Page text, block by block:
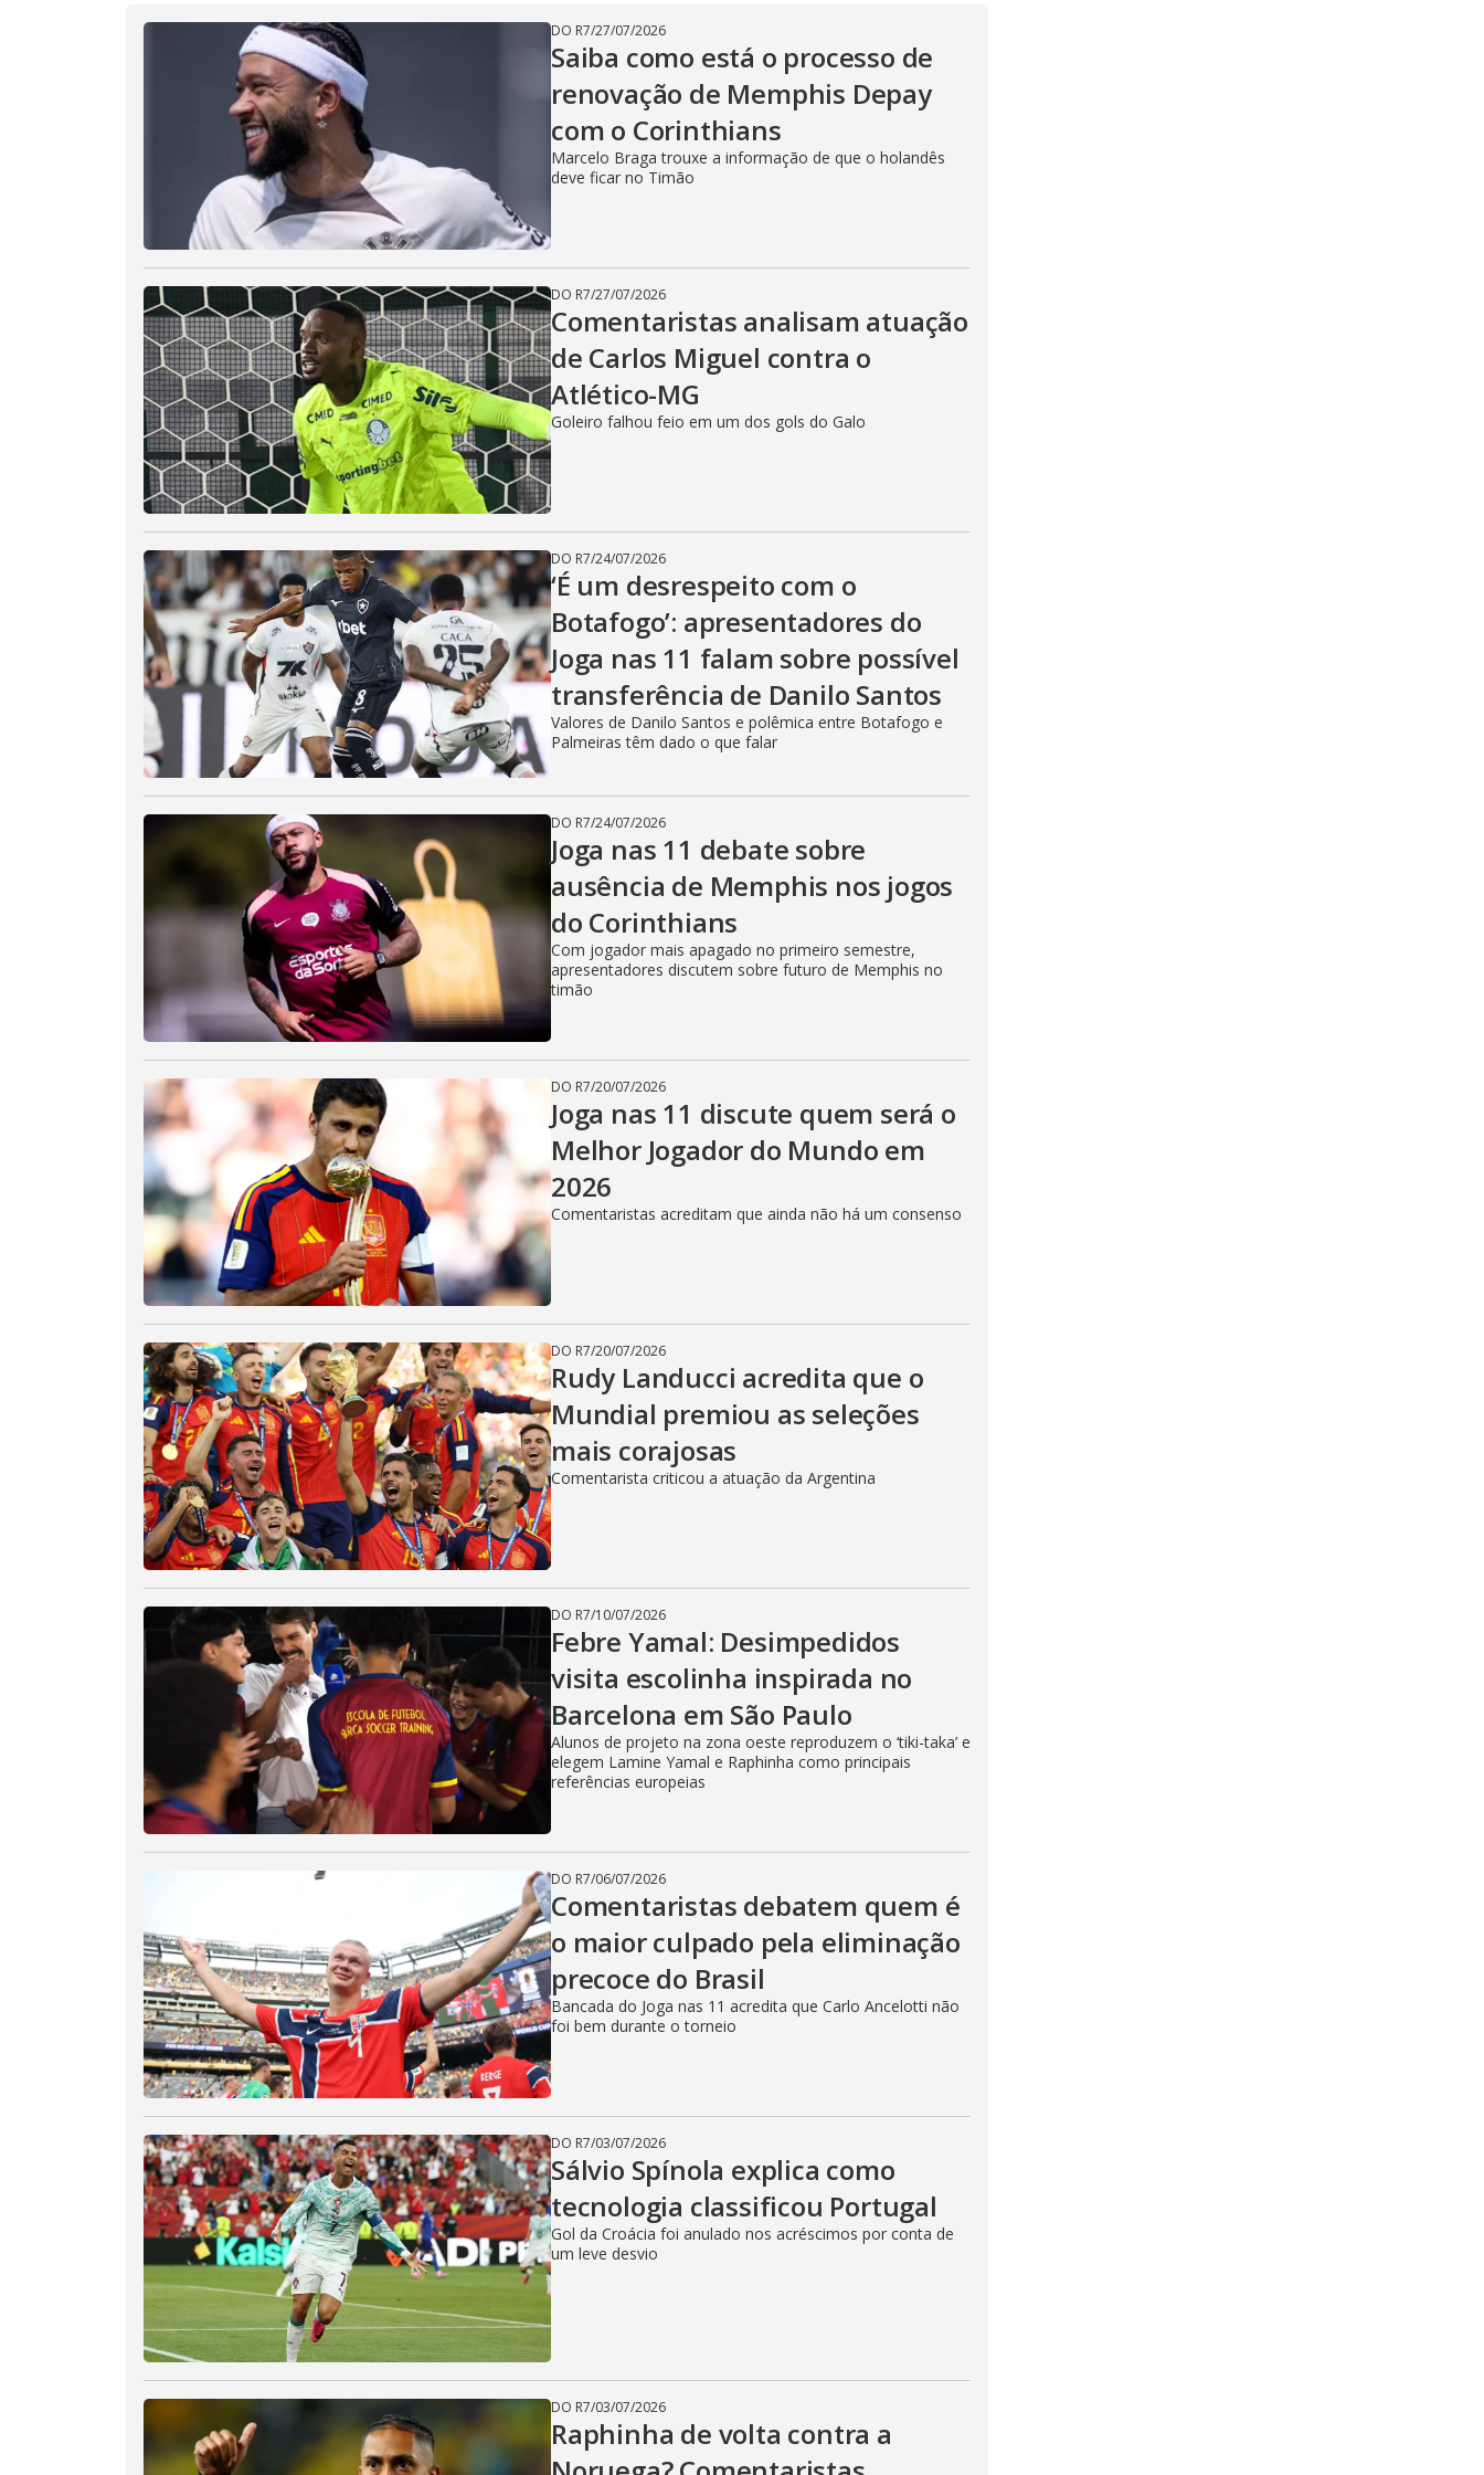
V
d
e
o
DO R7/27/07/2026
Saiba como está o processo de
renovação de Memphis Depay
com o Corinthians
Marcelo Braga trouxe a informação de que o holandês
deve ficar no Timão
DO R7/27/07/2026
Comentaristas analisam atuação
de Carlos Miguel contra o
Atlético-MG
Goleiro falhou feio em um dos gols do Galo
DO R7/24/07/2026
‘É um desrespeito com o
Botafogo’: apresentadores do
Joga nas 11 falam sobre possível
transferência de Danilo Santos
Valores de Danilo Santos e polêmica entre Botafogo e
Palmeiras têm dado o que falar
DO R7/24/07/2026
Joga nas 11 debate sobre
ausência de Memphis nos jogos
do Corinthians
Com jogador mais apagado no primeiro semestre,
apresentadores discutem sobre futuro de Memphis no
timão
DO R7/20/07/2026
Joga nas 11 discute quem será o
Melhor Jogador do Mundo em
2026
Comentaristas acreditam que ainda não há um consenso
DO R7/20/07/2026
Rudy Landucci acredita que o
Mundial premiou as seleções
mais corajosas
Comentarista criticou a atuação da Argentina
DO R7/10/07/2026
Febre Yamal: Desimpedidos
visita escolinha inspirada no
Barcelona em São Paulo
Alunos de projeto na zona oeste reproduzem o ‘tiki-taka’ e
elegem Lamine Yamal e Raphinha como principais
referências europeias
DO R7/06/07/2026
Comentaristas debatem quem é
o maior culpado pela eliminação
precoce do Brasil
Bancada do Joga nas 11 acredita que Carlo Ancelotti não
foi bem durante o torneio
DO R7/03/07/2026
Sálvio Spínola explica como
tecnologia classificou Portugal
Gol da Croácia foi anulado nos acréscimos por conta de
um leve desvio
DO R7/03/07/2026
Raphinha de volta contra a